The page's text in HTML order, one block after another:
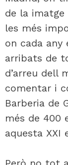
de la imatge
les més
on cada any
arribats de
d’arreu dell
comentar i
Barberia de
més de 400
aquesta XXI